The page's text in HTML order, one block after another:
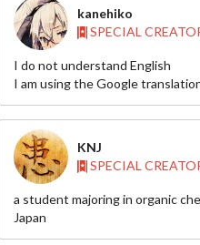
Tool:PhotoshopCS6 sai
web site : http://
pixiv : http://www.pixiv.net/member.php?
id=1617169
kanehiko
SPECIAL
I do not understand English
I am using the Google
old Illust
http://kanehiko2.tumblr.com/
KNJ
SPECIAL
a student majoring in organic
Japan